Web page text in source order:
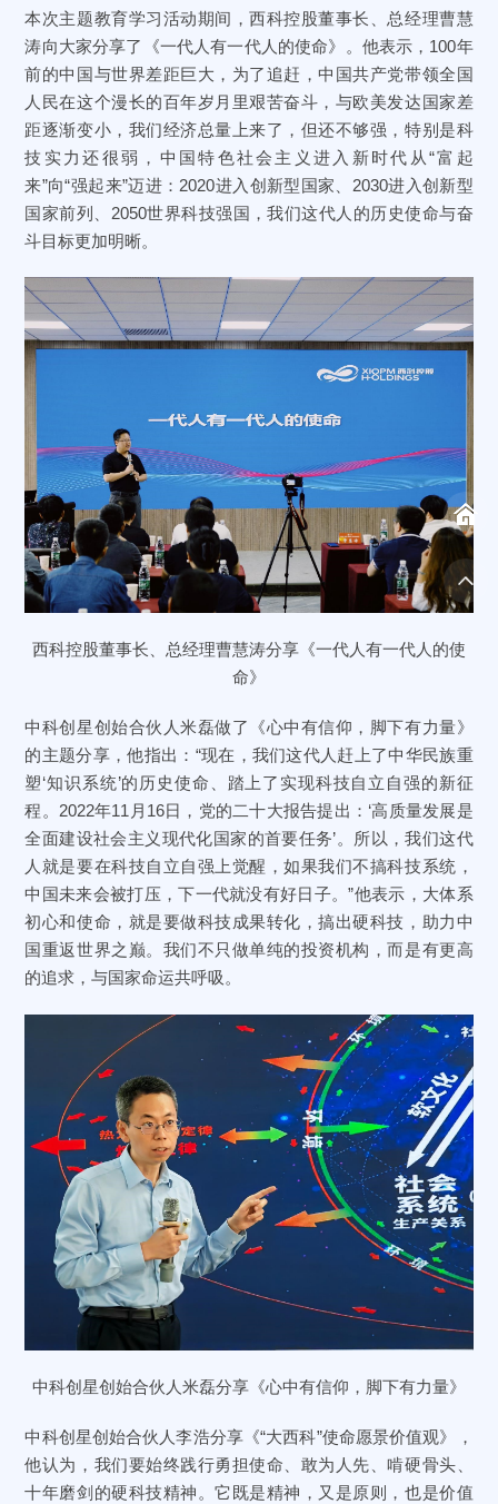
本次主题教育学习活动期间，西科控股董事长、总经理曹慧
涛向大家分享了《一代人有一代人的使命》。他表示，100年
前的中国与世界差距巨大，为了追赶，中国共产党带领全国
人民在这个漫长的百年岁月里艰苦奋斗，与欧美发达国家差
距逐渐变小，我们经济总量上来了，但还不够强，特别是科
技实力还很弱，中国特色社会主义进入新时代从“富起
来”向“强起来”迈进：2020进入创新型国家、2030进入创新型
国家前列、2050世界科技强国，我们这代人的历史使命与奋
斗目标更加明晰。
西科控股董事长、总经理曹慧涛分享《一代人有一代人的使
命》
中科创星创始合伙人米磊做了《心中有信仰，脚下有力量》
的主题分享，他指出：“现在，我们这代人赶上了中华民族重
塑‘知识系统’的历史使命、踏上了实现科技自立自强的新征
程。2022年11月16日，党的二十大报告提出：‘高质量发展是
全面建设社会主义现代化国家的首要任务’。所以，我们这代
人就是要在科技自立自强上觉醒，如果我们不搞科技系统，
中国未来会被打压，下一代就没有好日子。”他表示，大体系
初心和使命，就是要做科技成果转化，搞出硬科技，助力中
国重返世界之巅。我们不只做单纯的投资机构，而是有更高
的追求，与国家命运共呼吸。
中科创星创始合伙人米磊分享《心中有信仰，脚下有力量》
中科创星创始合伙人李浩分享《“大西科”使命愿景价值观》，
他认为，我们要始终践行勇担使命、敢为人先、啃硬骨头、
十年磨剑的硬科技精神。它既是精神，又是原则，也是价值